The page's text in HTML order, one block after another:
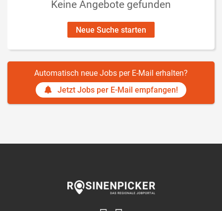
Keine Angebote gefunden
Neue Suche starten
Automatisch neue Jobs per E-Mail erhalten?
Jetzt Jobs per E-Mail empfangen!